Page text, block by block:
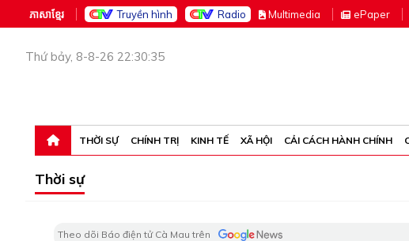
ភាសាខ្មែរ Truyền hình Radio Multimedia ePaper
Thứ bảy, 8-8-26 22:30:35
THỜI SỰ CHÍNH TRỊ KINH TẾ XÃ HỘI CẢI CÁCH HÀNH CHÍNH
Thời sự
Theo dõi Báo điện tử Cà Mau trên